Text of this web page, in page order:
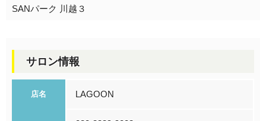
SANパーク 川越３
サロン情報
店名 LAGOON